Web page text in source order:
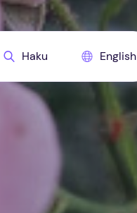
Haku English